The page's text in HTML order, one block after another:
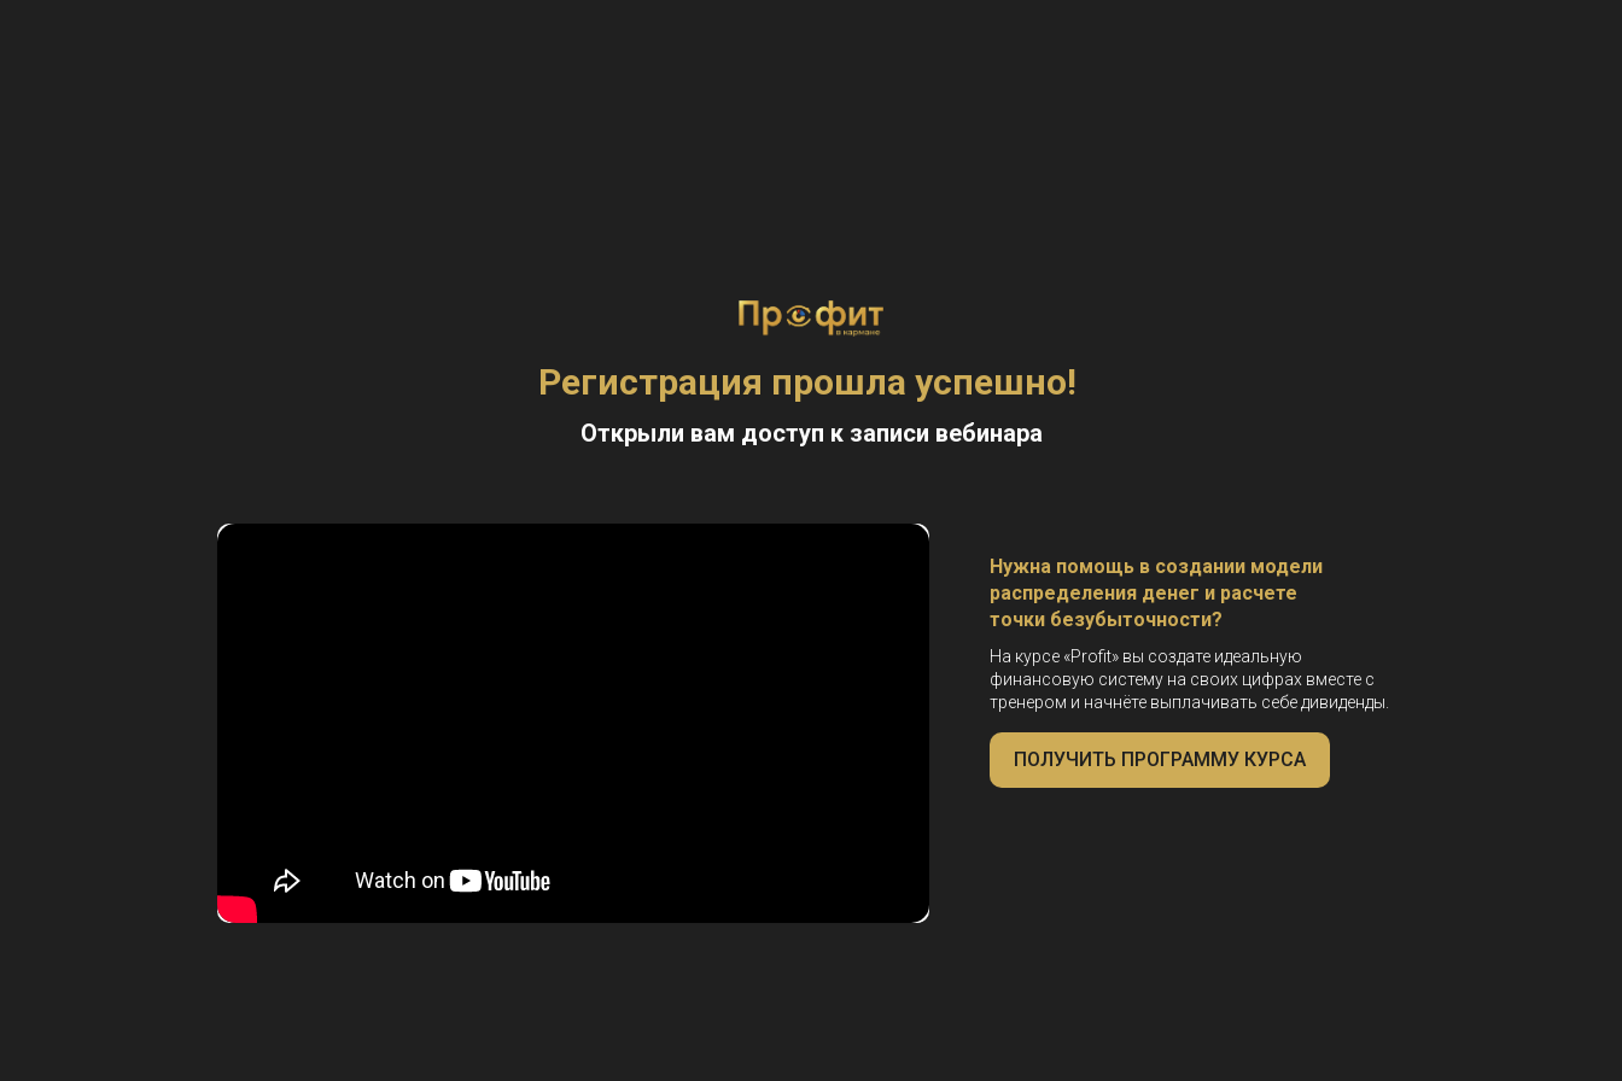
Регистрация прошла успешно!
Открыли вам доступ к записи вебинара
Нужна помощь в создании модели
распределения денег и расчете
точки безубыточности?
На курсе «Profit» вы создате идеальную
финансовую систему на своих цифрах вместе с
тренером и начнёте выплачивать себе дивиденды.
ПОЛУЧИТЬ ПРОГРАММУ КУРСА